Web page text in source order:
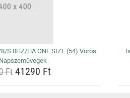
S 0HZ/HA ONE SIZE (54) Vörös
Ft41290 Ft